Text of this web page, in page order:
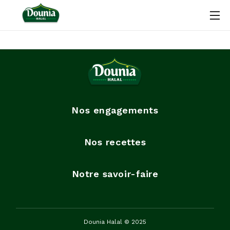
Nos engagements
Nos recettes
Notre savoir-faire
Dounia Halal © 2025